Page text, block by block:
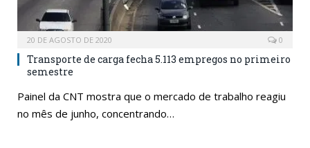
20 DE AGOSTO DE 2020 0
Transporte de carga fecha 5.113 empregos no primeiro
semestre
Painel da CNT mostra que o mercado de trabalho reagiu
no mês de junho, concentrando…